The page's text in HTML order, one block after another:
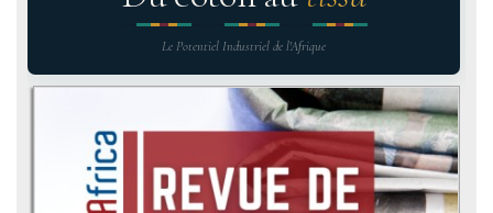
Le Potentiel Industriel de l'Afrique